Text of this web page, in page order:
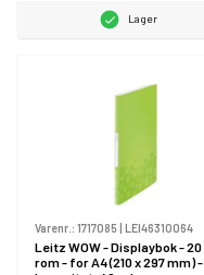
Lager
Varenr.: 1717085| LEI46310064
Leitz WOW - Displaybok - 20
rom - for A4 (210 x 297 mm) -